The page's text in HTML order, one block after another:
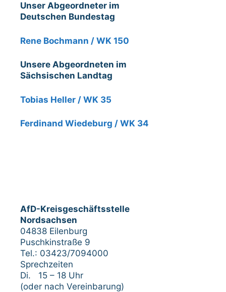
Unser Abgeordneter im
Deutschen Bundestag
Rene Bochmann / WK 150
Unsere Abgeordneten im
Sächsischen Landtag
Tobias Heller / WK 35
Ferdinand Wiedeburg / WK 34
AfD-Kreisgeschäftsstelle
Nordsachsen
04838 Eilenburg
Puschkinstraße 9
Tel.: 03423/7094000
Sprechzeiten
Di. 15 – 18 Uhr
(oder nach Vereinbarung)